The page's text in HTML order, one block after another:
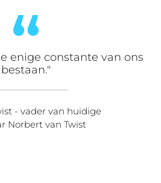
enige constante van ons
bestaan."
- vader van huidige
Norbert van Twist